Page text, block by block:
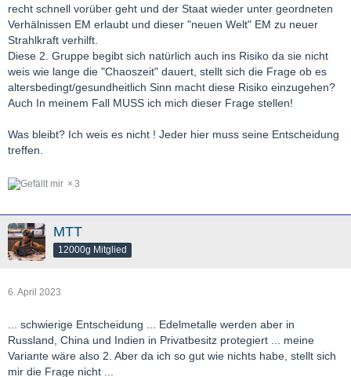
recht schnell vorüber geht und der Staat wieder unter geordneten
Verhälnissen EM erlaubt und dieser "neuen Welt" EM zu neuer
Strahlkraft verhilft.
Diese 2. Gruppe begibt sich natürlich auch ins Risiko da sie nicht
weis wie lange die "Chaoszeit" dauert, stellt sich die Frage ob es
altersbedingt/gesundheitlich Sinn macht diese Risiko einzugehen?
Auch In meinem Fall MUSS ich mich dieser Frage stellen!
Was bleibt? Ich weis es nicht ! Jeder hier muss seine Entscheidung
treffen.
3
MTT
12000g Mitglied
6. April 2023
... schwierige Entscheidung ... Edelmetalle werden aber in
Russland, China und Indien in Privatbesitz protegiert ... meine
Variante wäre also 2. Aber da ich so gut wie nichts habe, stellt sich
mir die Frage nicht ...